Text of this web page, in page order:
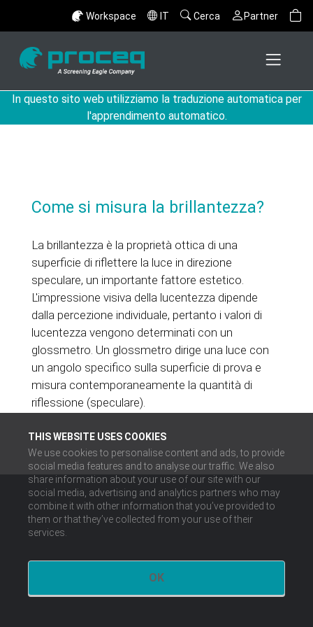
THIS WEBSITE USES COOKIES
We use cookies to personalise content and ads, to provide
social media features and to analyse our traffic. We also
share information about your use of our site with our
social media, advertising and analytics partners who may
combine it with other information that you’ve provided to
them or that they’ve collected from your use of their
services.
OK
Workspace IT Cerca Partner
In questo sito web utilizziamo la traduzione automatica per
l'apprendimento automatico.
Come si misura la brillantezza?
La brillantezza è la proprietà ottica di una
superficie di riflettere la luce in direzione
speculare, un importante fattore estetico.
L'impressione visiva della lucentezza dipende
dalla percezione individuale, pertanto i valori di
lucentezza vengono determinati con un
glossmetro. Un glossmetro dirige una luce con
un angolo specifico sulla superficie di prova e
misura contemporaneamente la quantità di
riflessione (speculare).